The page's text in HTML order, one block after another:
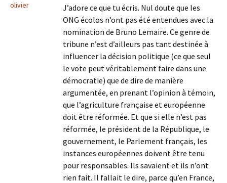
olivier
J’adore ce que tu écris. Nul doute que les
ONG écolos n’ont pas été entendues avec la
nomination de Bruno Lemaire. Ce genre de
tribune n’est d’ailleurs pas tant destinée à
influencer la décision politique (ce que seul
le vote peut véritablement faire dans une
démocratie) que de dire de manière
argumentée, en prenant l’opinion à témoin,
que l’agriculture française et européenne
doit être réformée. Et que si elle n’est pas
réformée, le président de la République, le
gouvernement, le Parlement français, les
instances européennes doivent être tenu
pour responsables. Ils savaient et ils n’ont
rien fait. Il fallait le dire, parce qu’en France,